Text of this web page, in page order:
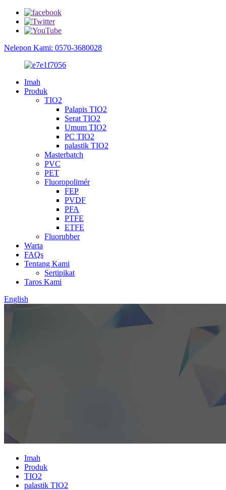
Nelepon Kami: 0570-3680028
Imah
Produk
TIO2
Palapis TIO2
Serat TIO2
Umum TIO2
PC TIO2
palastik TIO2
Masterbatch
PVC
PET
Fluoropolimér
FEP
PVDF
PFA
PTFE
ETFE
Fluorubber
Warta
FAQs
Tentang Kami
Sertipikat
Taros Kami
English
Imah
Produk
TIO2
palastik TIO2